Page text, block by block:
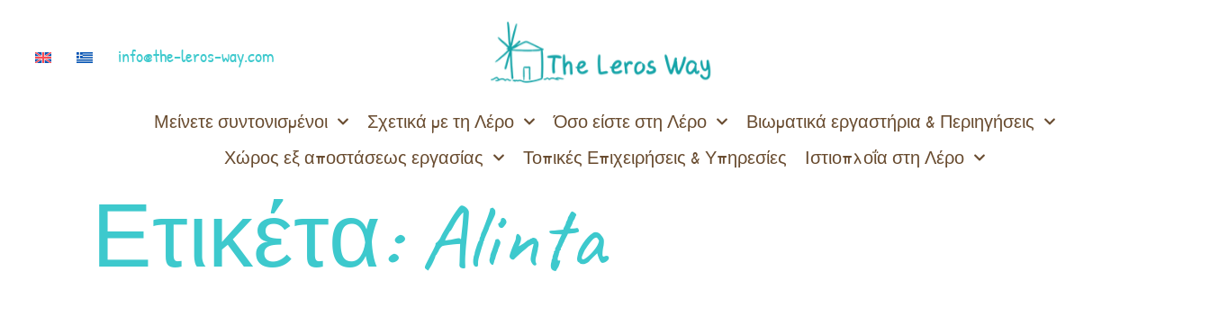
info@the-leros-way.com
Μείνετε συντονισμένοι Σχετικά με τη Λέρο Όσο είστε στη Λέρο
Βιωματικά εργαστήρια & Περιηγήσεις
Χώρος εξ αποστάσεως εργασίας
Τοπικές Επιχειρήσεις & Υπηρεσίες Ιστιοπλοΐα στη Λέρο
Ετικέτα:Alinta